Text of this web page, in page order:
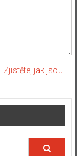
Zjistěte, jak jsou